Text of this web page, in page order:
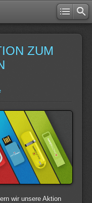
ZUM
wir unsere Aktion